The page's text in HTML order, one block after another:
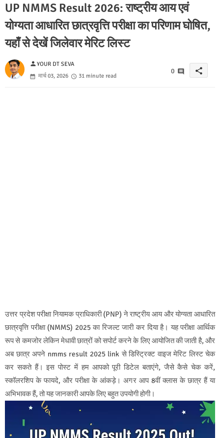
UP NMMS Result 2026: राष्ट्रीय आय एवं
योग्यता आधारित छात्रवृत्ति परीक्षा का परिणाम घोषित,
यहाँ से देखें जिलेवार मेरिट लिस्ट
personYOUR DT SEVA
मार्च 03, 2026
31 minute read
0 share
उत्तर प्रदेश परीक्षा नियामक प्राधिकारी (PNP) ने राष्ट्रीय आय और योग्यता आधारित
छात्रवृत्ति परीक्षा (NMMS) 2025 का रिजल्ट जारी कर दिया है। यह परीक्षा आर्थिक
रूप से कमजोर लेकिन मेधावी छात्रों को सपोर्ट करने के लिए आयोजित की जाती है, और
अब छात्र अपने nmms result 2025 link से डिस्ट्रिक्ट वाइज मेरिट लिस्ट चेक
कर सकते हैं। इस पोस्ट में हम आपको पूरी डिटेल बताएंगे, जैसे कैसे चेक करें,
स्कॉलरशिप के फायदे, और परीक्षा के आंकड़े। अगर आप 8वीं क्लास के छात्र हैं या
अभिभावक हैं, तो यह जानकारी आपके लिए बहुत उपयोगी होगी।